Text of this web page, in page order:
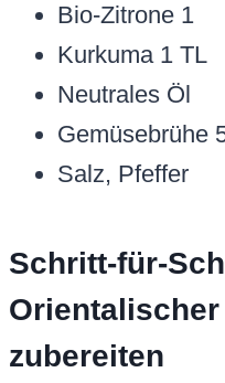
Bio-Zitrone 1
Kurkuma 1 TL
Neutrales Öl
Gemüsebrühe
Salz, Pfeffer
Schritt-für-
zubereiten